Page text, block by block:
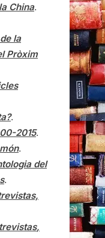
China.
la
Pròxim
.
2015.
.
del
.
,